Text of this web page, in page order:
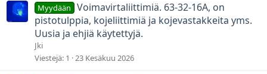
Myydään
Voimavirtaliittimiä. 63-32-16A, on
pistotulppia, kojeliittimiä ja kojevastakkeita yms.
Uusia ja ehjiä käytettyjä.
Jki
Viestejä 1 23 Kesäkuu 2026